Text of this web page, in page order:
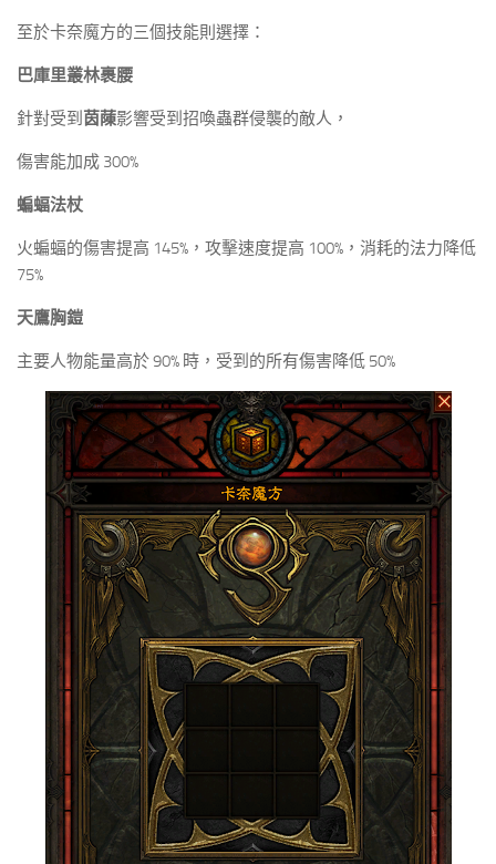
至於卡奈魔方的三個技能則選擇：
巴庫里叢林裹腰
針對受到 茵蔯影響受到招喚蟲群侵襲的敵人，
傷害能加成 300%
蝙蝠法杖
火蝙蝠的傷害提高 145%，攻擊速度提高 100%，消耗的法力降低
75%
天鷹胸鎧
主要人物能量高於 90% 時，受到的所有傷害降低 50%